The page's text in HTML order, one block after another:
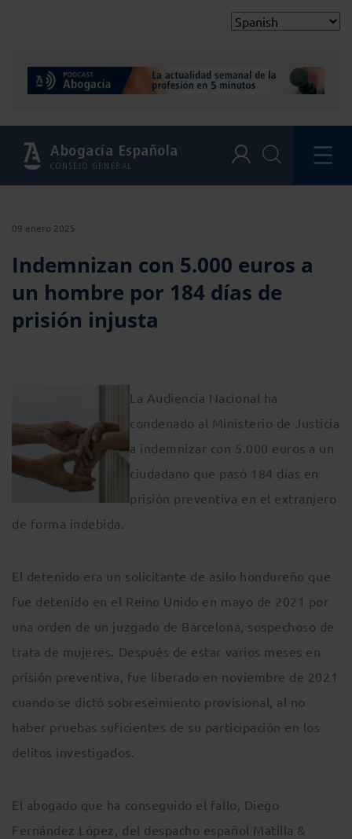
Abogacía Española
CONSEJO GENERAL
09 enero 2025
Indemnizan con 5.000 euros a
un hombre por 184 días de
prisión injusta
La Audiencia Nacional ha
condenado al Ministerio de Justicia
a indemnizar con 5.000 euros a un
ciudadano que pasó 184 días en
prisión preventiva en el extranjero
de forma indebida.
El detenido era un solicitante de asilo hondureño que
fue detenido en el Reino Unido en mayo de 2021 por
una orden de un juzgado de Barcelona, sospechoso de
trata de mujeres. Después de estar varios meses en
prisión preventiva, fue liberado en noviembre de 2021
cuando se dictó sobreseimiento provisional, al no
haber pruebas suficientes de su participación en los
delitos investigados.
El abogado que ha conseguido el fallo, Diego
Fernández López, del despacho español Matilla &